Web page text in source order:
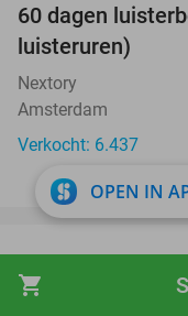
shopping_cart
60 dagen
luisteruren)
Nextory
Amsterdam
Verkocht: 6.437
Betuwe Uitje
OPEN IN